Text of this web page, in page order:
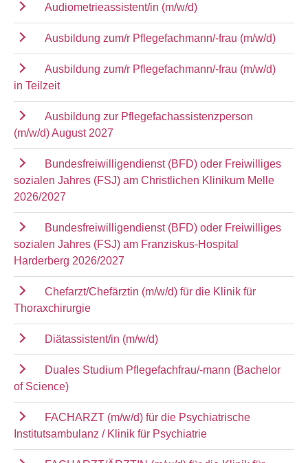
Audiometrieassistent/in (m/w/d)
Ausbildung zum/r Pflegefachmann/-frau (m/w/d)
Ausbildung zum/r Pflegefachmann/-frau (m/w/d)
in Teilzeit
Ausbildung zur Pflegefachassistenzperson
(m/w/d) August 2027
Bundesfreiwilligendienst (BFD) oder Freiwilliges
sozialen Jahres (FSJ) am Christlichen Klinikum Melle
2026/2027
Bundesfreiwilligendienst (BFD) oder Freiwilliges
sozialen Jahres (FSJ) am Franziskus-Hospital
Harderberg 2026/2027
Chefarzt/Chefärztin (m/w/d) für die Klinik für
Thoraxchirurgie
Diätassistent/in (m/w/d)
Duales Studium Pflegefachfrau/-mann (Bachelor
of Science)
FACHARZT (m/w/d) für die Psychiatrische
Institutsambulanz / Klinik für Psychiatrie